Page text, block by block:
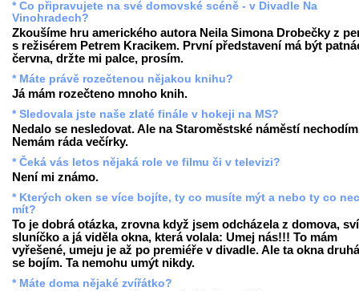
* Co připravujete na své domovské scéně - v Divadle Na
Vinohradech?
Zkoušíme hru amerického autora Neila Simona Drobečky z
s režisérem Petrem Kracikem. První představení má být
června, držte mi palce, prosím.
* Máte právě rozečtenou nějakou knihu?
Já mám rozečteno mnoho knih.
* Sledovala jste naše zlaté finále v hokeji na MS?
Nedalo se nesledovat. Ale na Staroměstské náměstí
Nemám ráda večírky.
* Čeká vás letos nějaká role ve filmu či v televizi?
Není mi známo.
* Kterých oken se více bojíte, ty co musíte mýt a nebo ty co
mít?
To je dobrá otázka, zrovna když jsem odcházela z domova,
sluníčko a já viděla okna, která volala: Umej nás!!! To mám
vyřešené, umeju je až po premiéře v divadle. Ale ta okna
se bojím. Ta nemohu umýt nikdy.
* Máte doma nějaké zvířátko?